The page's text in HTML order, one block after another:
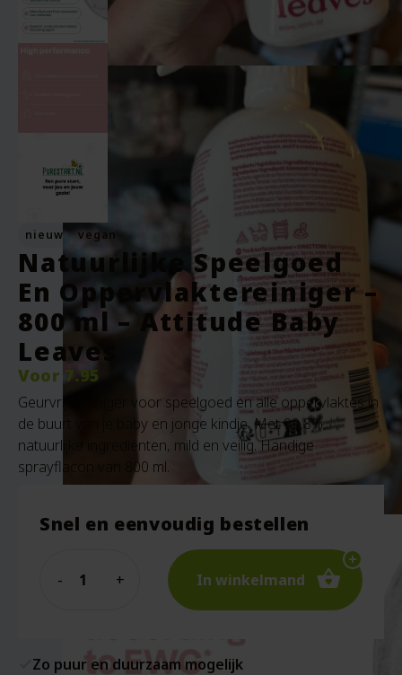
nieuw vegan
Natuurlijke Speelgoed
En Oppervlaktereiniger –
800 ml – Attitude Baby
Leaves
Voor 7.95
Geurvrije reiniger voor speelgoed en alle oppervlaktes in
de buurt van je baby en jonge kindje. Met 99,8%
natuurlijke ingrediënten, mild en veilig. Handige
sprayflacon van 800 ml.
Snel en eenvoudig bestellen
In winkelmand
Zo puur en duurzaam mogelijk